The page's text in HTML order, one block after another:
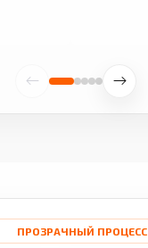
ПРОЗРАЧНЫЙ ПРОЦЕСС